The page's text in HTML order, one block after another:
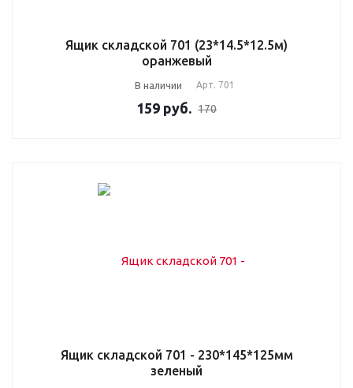
Ящик складской 701 (23*14.5*12.5м)
оранжевый
В наличии Арт. 701
159 руб. 170
Ящик складской 701 - 230*145*125мм
зеленый